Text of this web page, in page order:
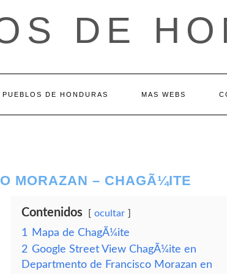
DE
PUEBLOS DE HONDURAS MAS WEBS
MORAZAN – CHAGÃ¼ITE
Contenidos ocultar
1
Mapa de ChagÃ¼ite
2 Google Street View ChagÃ¼ite en
Departmento de Francisco Morazan en